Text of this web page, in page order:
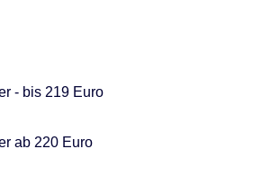
- bis 219 Euro
ab 220 Euro